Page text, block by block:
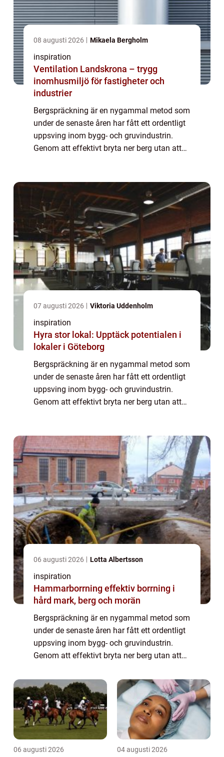
08 augusti 2026 Mikaela Bergholm
inspiration
Ventilation Landskrona – trygg
inomhusmiljö för fastigheter och
industrier
Bergspräckning är en nygammal metod som
under de senaste åren har fått ett ordentligt
uppsving inom bygg- och gruvindustrin.
Genom att effektivt bryta ner berg utan att
07 augusti 2026 Viktoria Uddenholm
inspiration
Hyra stor lokal: Upptäck potentialen i
lokaler i Göteborg
Bergspräckning är en nygammal metod som
under de senaste åren har fått ett ordentligt
uppsving inom bygg- och gruvindustrin.
Genom att effektivt bryta ner berg utan att
06 augusti 2026 Lotta Albertsson
inspiration
Hammarborrning effektiv borrning i
hård mark, berg och morän
Bergspräckning är en nygammal metod som
under de senaste åren har fått ett ordentligt
uppsving inom bygg- och gruvindustrin.
Genom att effektivt bryta ner berg utan att
t...
06 augusti 2026 04 augusti 2026